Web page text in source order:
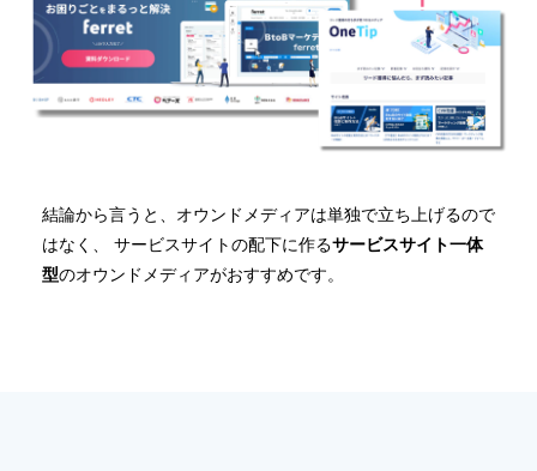
結論から言うと、オウンドメディアは単独で立ち上げるので
はなく、 サービスサイトの配下に作るサービスサイト一体
型のオウンドメディアがおすすめです。